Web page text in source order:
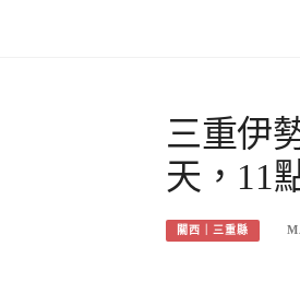
三重伊
天，11
關西｜三重縣